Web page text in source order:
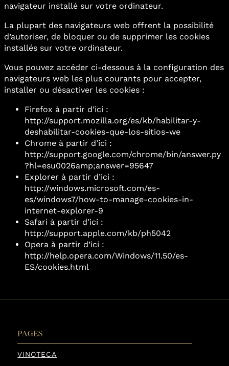
navigateur installé sur votre ordinateur.
La plupart des navigateurs web offrent la possibilité
d’autoriser, de bloquer ou de supprimer les cookies
installés sur votre ordinateur.
Vous pouvez accéder ci-dessous à la configuration des
navigateurs web les plus courants pour accepter,
installer ou désactiver les cookies :
Firefox à partir d’ici :
http://support.mozilla.org/es/kb/habilitar-y-
deshabilitar-cookies-que-los-sitios-we
Chrome à partir d’ici :
http://support.google.com/chrome/bin/answer.py
?hl=esu0026amp;answer=95647
Explorer à partir d’ici :
http://windows.microsoft.com/es-
es/windows7/how-to-manage-cookies-in-
internet-explorer-9
Safari à partir d’ici :
http://support.apple.com/kb/ph5042
Opera à partir d’ici :
http://help.opera.com/Windows/11.50/es-
ES/cookies.html
PAGES
VINOTECA